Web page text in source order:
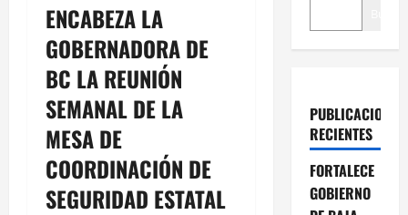
ENCABEZA LA
GOBERNADORA DE
BC LA REUNIÓN
SEMANAL DE LA
MESA DE
COORDINACIÓN DE
SEGURIDAD ESTATAL
PUBLICACIONES
RECIENTES
FORTALECE
GOBIERNO